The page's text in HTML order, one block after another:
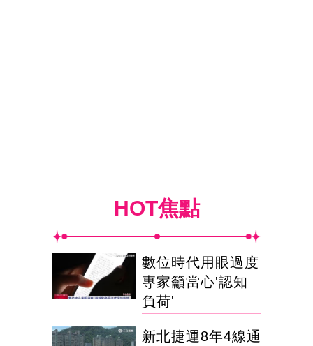
HOT焦點
數位時代用眼過度
專家籲當心'認知
負荷'
新北捷運8年4線通